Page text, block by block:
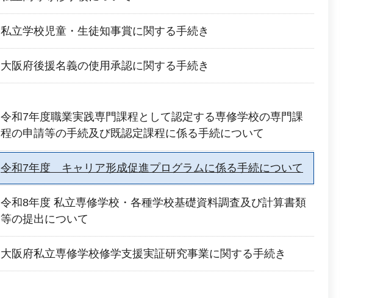
私立学校児童・生徒知事賞に関する手続き
大阪府後援名義の使用承認に関する手続き
令和7年度職業実践専門課程として認定する専修学校の専門課
程の申請等の手続及び既認定課程に係る手続について
令和7年度 キャリア形成促進プログラムに係る手続について
令和8年度 私立専修学校・各種学校基礎資料調査及び計算書類
等の提出について
大阪府私立専修学校修学支援実証研究事業に関する手続き